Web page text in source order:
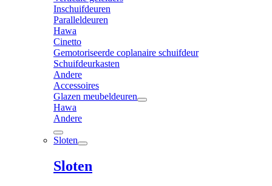
Inschuifdeuren
Paralleldeuren
Hawa
Cinetto
Gemotoriseerde coplanaire schuifdeur
Schuifdeurkasten
Andere
Accessoires
Glazen meubeldeuren
Hawa
Andere
Sloten
Sloten